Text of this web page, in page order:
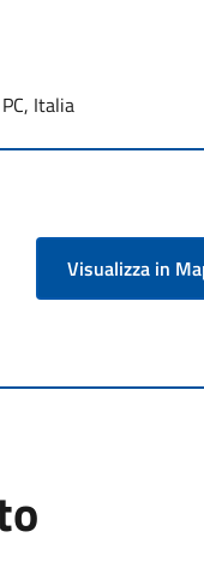
Italia
Visualizza in